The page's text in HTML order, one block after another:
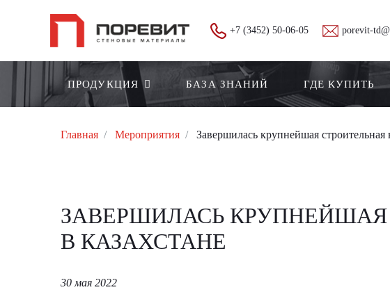
+7 (3452) 50-06-05 porevit-
ПРОДУКЦИЯ БАЗА ЗНАНИЙ ГДЕ КУПИТЬ
Главная Мероприятия Завершилась крупнейшая
ЗАВЕРШИЛАСЬ КРУПНЕЙШАЯ
В КАЗАХСТАНЕ
30 мая 2022